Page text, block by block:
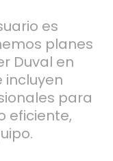
es
planes
Duval en
incluyen
para
eficiente,